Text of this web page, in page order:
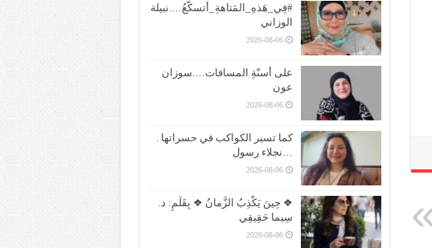
#فِي_هَذهِ_المَتاهةِ_أَتسكَّعُ….نبيلة
الوزاني
2026-08-06
على أسنّةِ المسافات….سوزان
عون
2026-08-06
كما تسير الكواكب في حسراتها .
…نجلاء رسول
2026-08-06
❖ حِينَ يَكْذِبُ الزَّمانُ ❖ بِقَلَمِ: د.
سِيما حَقِيقِي
2026-08-06